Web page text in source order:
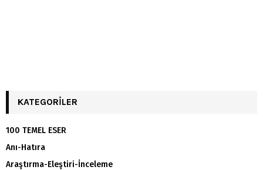
KATEGORILER
100 TEMEL ESER
Anı-Hatıra
Araştırma-Eleştiri-İnceleme